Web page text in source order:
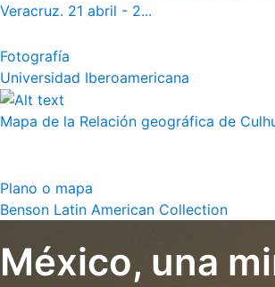
Veracruz. 21 abril - 2...
Fotografía
Universidad Iberoamericana
Mapa de la Relación geográfica de
Plano o mapa
Benson Latin American Collection
México, una